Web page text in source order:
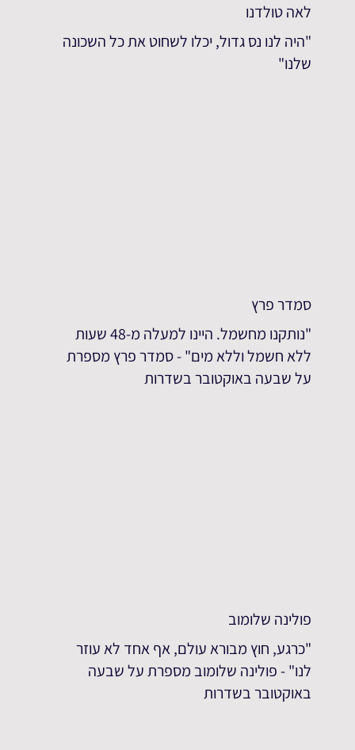
לאה טולדנו
"היה לנו נס גדול, יכלו לשחוט את כל השכונה
שלנו"
סמדר פרץ
"נותקנו מחשמל. היינו למעלה מ-48 שעות
ללא חשמל וללא מים" - סמדר פרץ מספרת
על שבעה באוקטובר בשדרות
פולינה שלומוב
"כרגע, חוץ מבורא עולם, אף אחד לא עוזר
לנו" - פולינה שלומוב מספרת על שבעה
באוקטובר בשדרות